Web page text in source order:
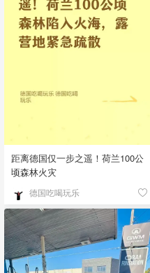
距离德国仅一步之遥！荷兰100公
顷森林火灾
德国吃喝玩乐